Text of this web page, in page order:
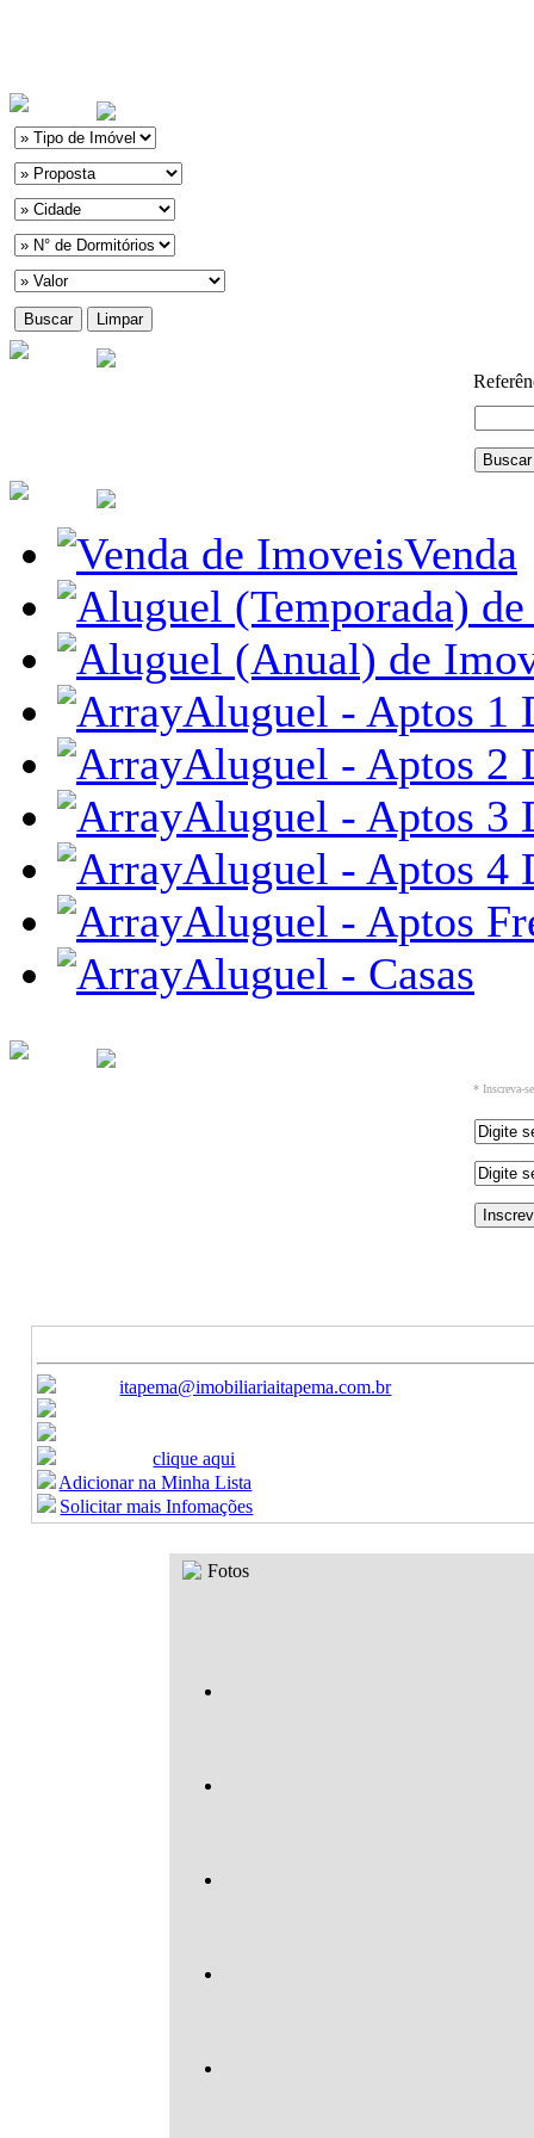
Venda
Aluguel - Aptos 1
Aluguel - Aptos 2
Aluguel - Aptos 3
Aluguel - Aptos 4
Aluguel - Aptos
Aluguel - Casas
* Inscreva-
E-mail:itapema@imobiliariaitapema.com.br
Ligue:
Celular:
Formulario:clique aqui
Adicionar na Minha Lista
Solicitar mais Infomações
Fotos